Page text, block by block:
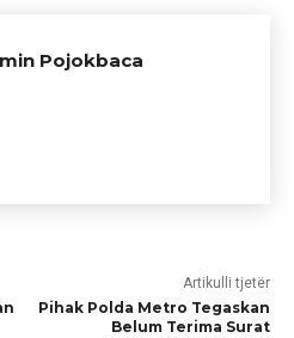
Pojokbaca
Artikulli tjetër
Pihak Polda Metro Tegaskan
Belum Terima Surat